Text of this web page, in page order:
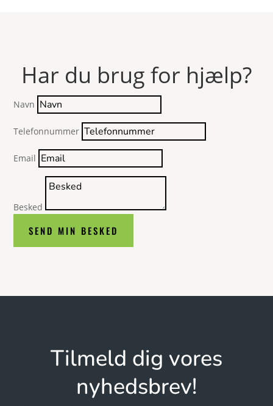
Har du brug for hjælp?
Navn
Telefonnummer
Email
Besked
SEND MIN BESKED
Tilmeld dig vores
nyhedsbrev!